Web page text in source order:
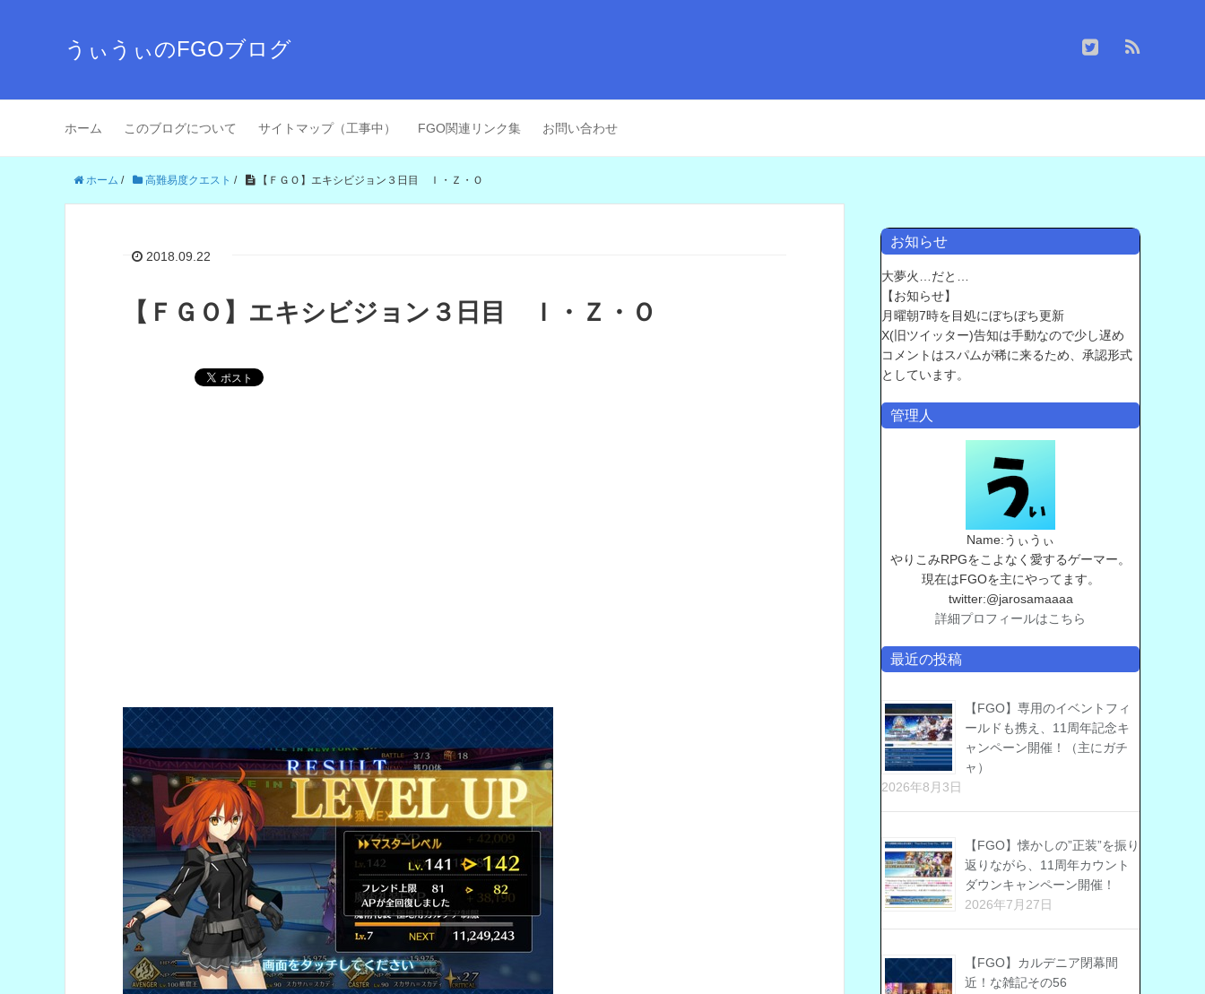
うぃうぃのFGOブログ
ホーム このブログについて サイトマップ（工事中） FGO関連リンク集 お問い合わせ
ホーム / 高難易度クエスト / 【ＦＧＯ】エキシビジョン３日目 Ｉ・Ｚ・Ｏ
2018.09.22
【ＦＧＯ】エキシビジョン３日目 Ｉ・Ｚ・Ｏ
お知らせ
大夢火…だと…
【お知らせ】
月曜朝7時を目処にぼちぼち更新
X(旧ツイッター)告知は手動なので少し遅め
コメントはスパムが稀に来るため、承認形式
としています。
管理人
Name:うぃうぃ
やりこみRPGをこよなく愛するゲーマー。
現在はFGOを主にやってます。
twitter:@jarosamaaaa
詳細プロフィールはこちら
最近の投稿
【FGO】専用のイベントフィ
ールドも携え、11周年記念キ
ャンペーン開催！（主にガチ
ャ）
2026年8月3日
【FGO】懐かしの”正装”を振り
返りながら、11周年カウント
ダウンキャンペーン開催！
2026年7月27日
【FGO】カルデニア閉幕間
近！な雑記その56